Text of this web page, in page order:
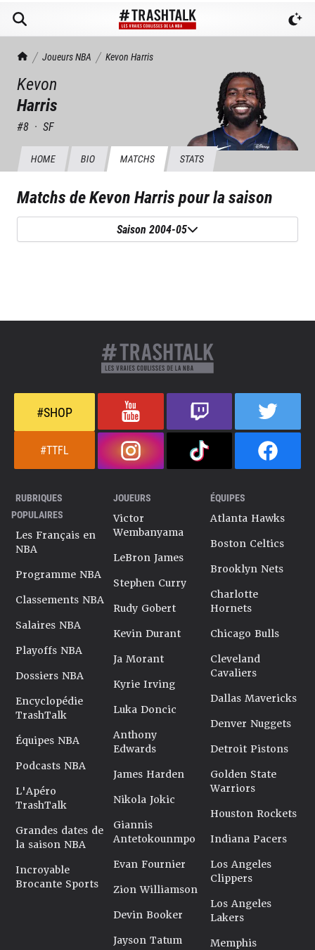
TrashTalk Actu NBA
Joueurs NBA Kevon Harris
Kevon
Harris
#8 · SF
HOME BIO MATCHS STATS
Matchs deKevon Harrispour la saison
Saison 2004-05
#SHOP
#TTFL
RUBRIQUES
POPULAIRES
Les Français en
NBA
Programme NBA
Classements NBA
Salaires NBA
Playoffs NBA
Dossiers NBA
Encyclopédie
TrashTalk
Équipes NBA
Podcasts NBA
L'Apéro
TrashTalk
Grandes dates de
la saison NBA
Incroyable
Brocante Sports
JOUEURS
Victor
Wembanyama
LeBron James
Stephen Curry
Rudy Gobert
Kevin Durant
Ja Morant
Kyrie Irving
Luka Doncic
Anthony
Edwards
James Harden
Nikola Jokic
Giannis
Antetokounmpo
Evan Fournier
Zion Williamson
Devin Booker
Jayson Tatum
ÉQUIPES
Atlanta Hawks
Boston Celtics
Brooklyn Nets
Charlotte
Hornets
Chicago Bulls
Cleveland
Cavaliers
Dallas Mavericks
Denver Nuggets
Detroit Pistons
Golden State
Warriors
Houston Rockets
Indiana Pacers
Los Angeles
Clippers
Los Angeles
Lakers
Memphis